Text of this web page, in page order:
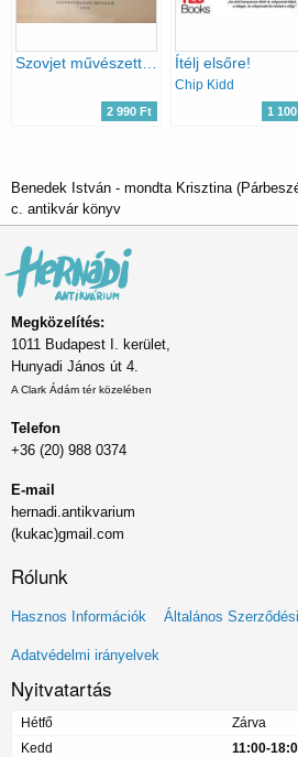
Szovjet művészettörténet XIII.
2 990 Ft
Ítélj elsőre!
Chip Kidd
1
Benedek István - mondta Krisztina
c. antikvár könyv
Megközelítés:
1011 Budapest I. kerület,
Hunyadi János út 4.
A Clark Ádám tér közelében
Telefon
+36 (20) 988 0374
E-mail
hernadi.antikvarium
(kukac)gmail.com
Rólunk
Lábléc
menü
Hasznos Információk Általános
Adatvédelmi irányelvek
Nyitvatartás
Hétfő
Zárva
Kedd
11:00-